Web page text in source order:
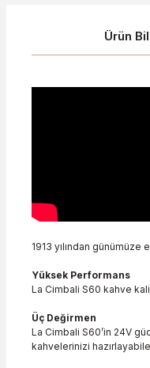
Ürün
1913 yılından
Yüksek Performans
La Cimbali S60 kahve
Üç Değirmen
La Cimbali S60’in 24V
kahvelerinizi